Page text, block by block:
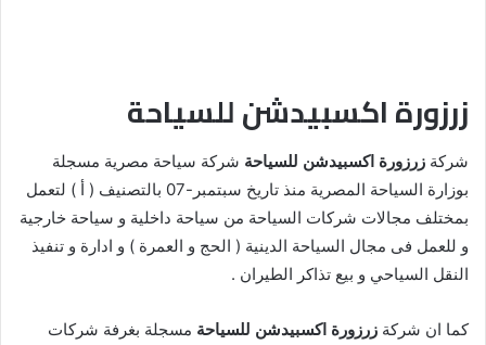
زرزورة اكسبيدشن للسياحة
شركة زرزورة اكسبيدشن للسياحة شركة سياحة مصرية مسجلة
بوزارة السياحة المصرية منذ تاريخ سبتمبر-07 بالتصنيف ( أ ) لتعمل
بمختلف مجالات شركات السياحة من سياحة داخلية و سياحة خارجية
و للعمل فى مجال السياحة الدينية ( الحج و العمرة ) و ادارة و تنفيذ
النقل السياحي و بيع تذاكر الطيران .
كما ان شركة زرزورة اكسبيدشن للسياحة مسجلة بغرفة شركات